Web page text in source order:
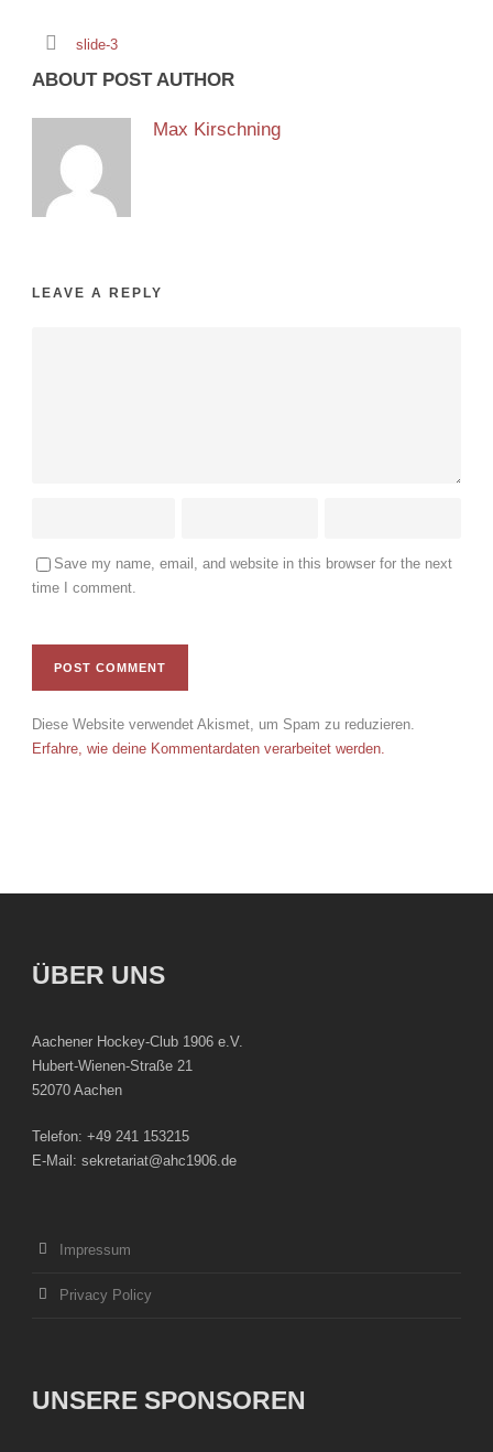
slide-3
ABOUT POST AUTHOR
Max Kirschning
LEAVE A REPLY
Save my name, email, and website in this browser for the next
time I comment.
Diese Website verwendet Akismet, um Spam zu reduzieren.
Erfahre, wie deine Kommentardaten verarbeitet werden.
ÜBER UNS
Aachener Hockey-Club 1906 e.V.
Hubert-Wienen-Straße 21
52070 Aachen
Telefon: +49 241 153215
E-Mail: sekretariat@ahc1906.de
Impressum
Privacy Policy
UNSERE SPONSOREN